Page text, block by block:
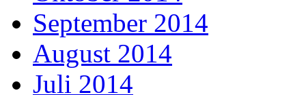
September 2014
August 2014
Juli 2014